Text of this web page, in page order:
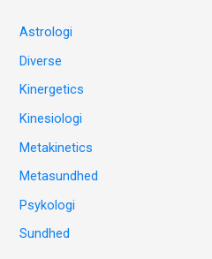
Astrologi
Diverse
Kinergetics
Kinesiologi
Metakinetics
Metasundhed
Psykologi
Sundhed